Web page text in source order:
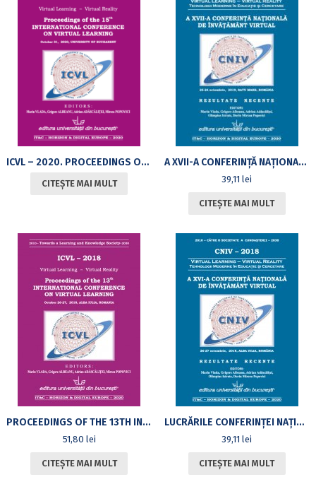
ICVL – 2020. PROCEEDINGS OF THE 15TH INTERNATIONAL CONFERENCE ON VIRTUAL LEARNING, OCTOBER 2020
CITEȘTE MAI MULT
A XVII-A CONFERINȚĂ NAȚIONALĂ DE ÎNVĂȚĂMÂNT VIRTUAL. 25-26 OCTOMBRIE 2019
39,11lei
CITEȘTE MAI MULT
PROCEEDINGS OF THE 13TH INTERNATIONAL CONFERENCE ON VIRTUAL LEARNING- OCTOBER 26-27, 2018, ALBA IULIA
51,80 lei
CITEȘTE MAI MULT
LUCRĂRILE CONFERINȚEI NAȚIONALE DE ÎNVĂȚĂMÂNT VIRTUAL, EDIȚIA A XVI-A, 26-27 OCTOMBRIE 2018
39,11lei
CITEȘTE MAI MULT